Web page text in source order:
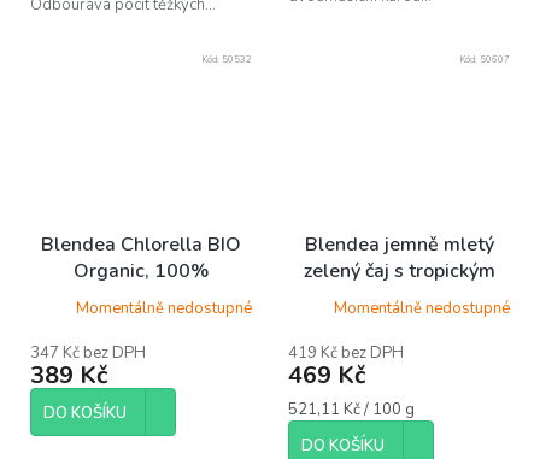
Odbourává pocit těžkých...
Blendea Chlorella BIO
Organic, 100%
rostlinné, 90 kapslí
Momentálně nedostupné
347 Kč bez DPH
389 Kč
DO KOŠÍKU
Kód: 50532
Blendea jemně mletý
zelený čaj s tropickým
ovocem CITRUS
porcí)
Momentálně nedostupné
419 Kč bez DPH
469 Kč
Měrná
cena:
521,11 Kč / 100 g
DO KOŠÍKU
Kód: 50607